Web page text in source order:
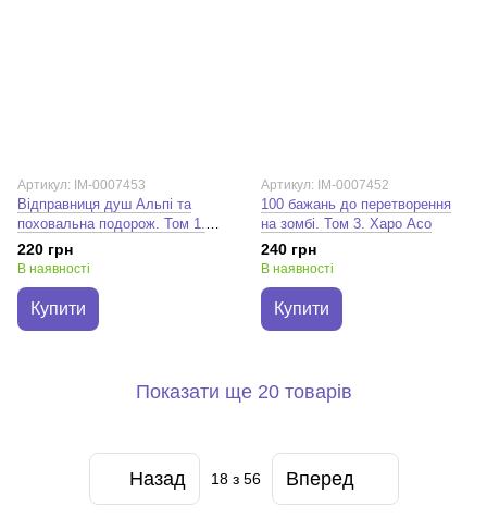
Артикул: IM-0007453
Відправниця душ Альпі та
поховальна подорож. Том 1.
Рона
220 грн
В наявності
Купити
Артикул: IM-0007452
100 бажань до перетворення
на зомбі. Том 3. Харо Асо
240 грн
В наявності
Купити
Показати ще 20 товарів
Назад 18з 56 Вперед